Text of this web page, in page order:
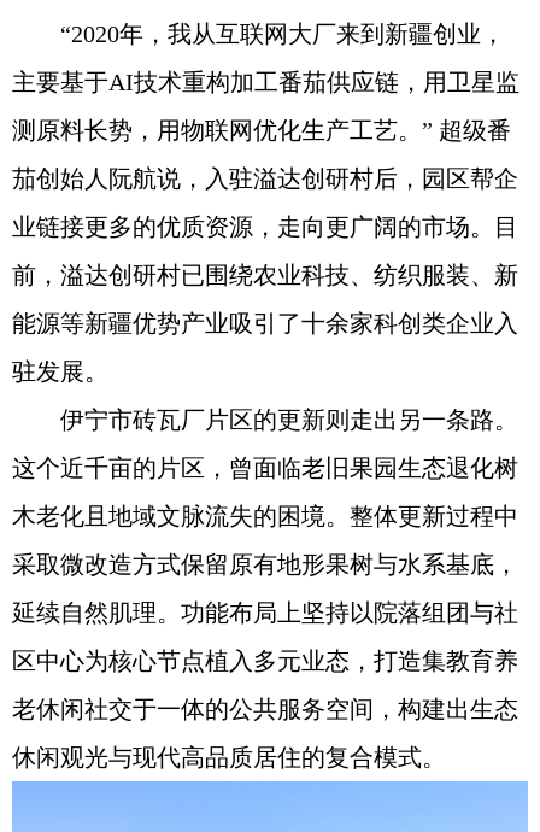
“2020年，我从互联网大厂来到新疆创业，
主要基于AI技术重构加工番茄供应链，用卫星监
测原料长势，用物联网优化生产工艺。” 超级番
茄创始人阮航说，入驻溢达创研村后，园区帮企
业链接更多的优质资源，走向更广阔的市场。目
前，溢达创研村已围绕农业科技、纺织服装、新
能源等新疆优势产业吸引了十余家科创类企业入
驻发展。
伊宁市砖瓦厂片区的更新则走出另一条路。
这个近千亩的片区，曾面临老旧果园生态退化树
木老化且地域文脉流失的困境。整体更新过程中
采取微改造方式保留原有地形果树与水系基底，
延续自然肌理。功能布局上坚持以院落组团与社
区中心为核心节点植入多元业态，打造集教育养
老休闲社交于一体的公共服务空间，构建出生态
休闲观光与现代高品质居住的复合模式。